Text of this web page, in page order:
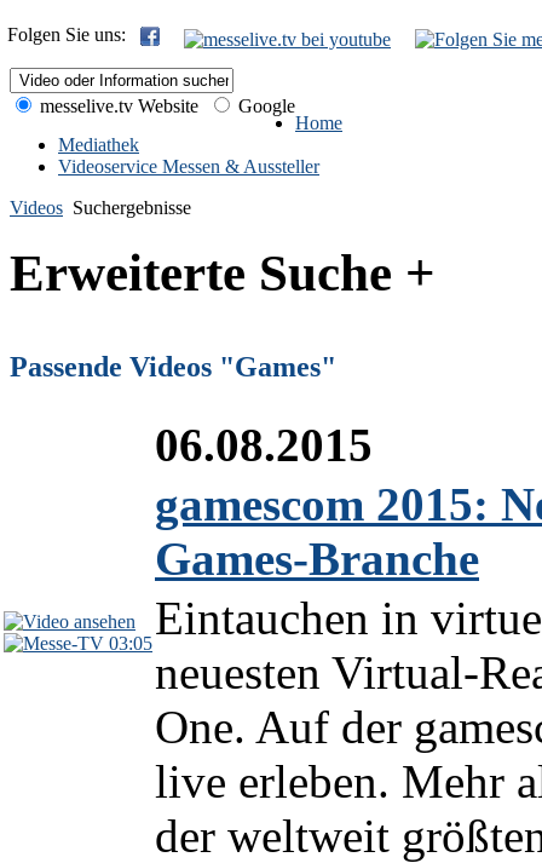
Folgen Sie uns:
messelive.tv Website
Google
Home
Mediathek
Videoservice Messen & Aussteller
Videos Suchergebnisse
Erweiterte Suche +
Passende Videos "Games"
03:05
06.08.2015
gamescom 2015:
Games-Branche
Eintauchen in
neuesten Virtual-
One. Auf der
live erleben. Mehr
der weltweit